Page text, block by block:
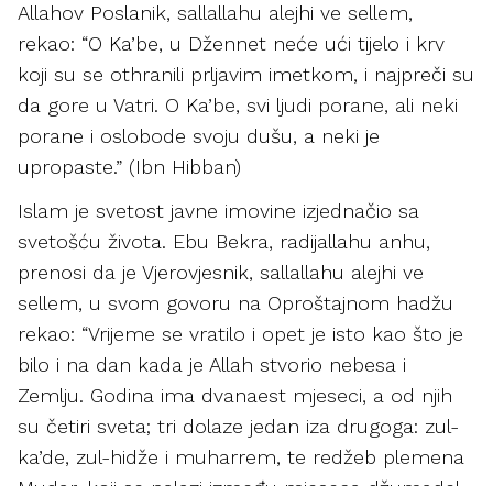
Allahov Poslanik, sallallahu alejhi ve sellem,
rekao: “O Ka’be, u Džennet neće ući tijelo i krv
koji su se othranili prljavim imetkom, i najpreči su
da gore u Vatri. O Ka’be, svi ljudi porane, ali neki
porane i oslobode svoju dušu, a neki je
upropaste.” (Ibn Hibban)
Islam je svetost javne imovine izjednačio sa
svetošću života. Ebu Bekra, radijallahu anhu,
prenosi da je Vjerovjesnik, sallallahu alejhi ve
sellem, u svom govoru na Oproštajnom hadžu
rekao: “Vrijeme se vratilo i opet je isto kao što je
bilo i na dan kada je Allah stvorio nebesa i
Zemlju. Godina ima dvanaest mjeseci, a od njih
su četiri sveta; tri dolaze jedan iza drugoga: zul-
ka’de, zul-hidže i muharrem, te redžeb plemena